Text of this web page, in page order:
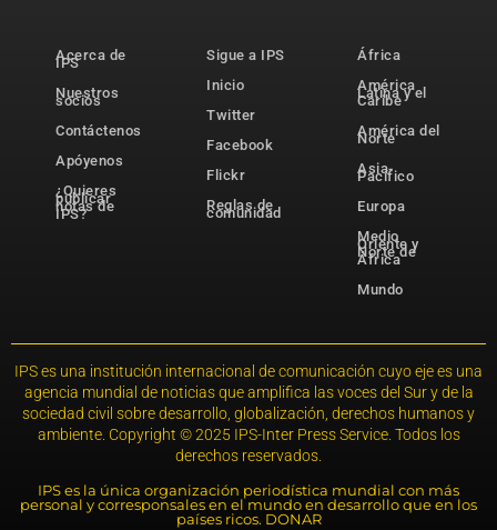
Acerca de
IPS
Nuestros
socios
Contáctenos
Apóyenos
¿Quieres
publicar
notas de
IPS?
Sigue a IPS
Inicio
Twitter
Facebook
Flickr
Reglas de
comunidad
África
América
Latina y el
Caribe
América del
Norte
Asia-
Pacífico
Europa
Medio
Oriente y
Norte de
África
Mundo
IPS es una institución internacional de comunicación cuyo eje es una
agencia mundial de noticias que amplifica las voces del Sur y de la
sociedad civil sobre desarrollo, globalización, derechos humanos y
ambiente. Copyright © 2025 IPS-Inter Press Service. Todos los
derechos reservados.
IPS es la única organización periodística mundial con más
personal y corresponsales en el mundo en desarrollo que en los
países ricos. DONAR